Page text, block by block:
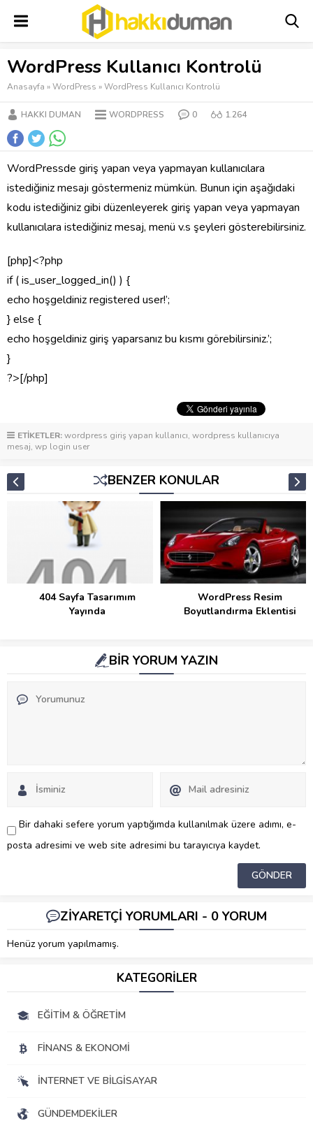
WordPress Kullanıcı Kontrolü
Anasayfa »WordPress »WordPress Kullanıcı Kontrolü
HAKKI DUMAN WORDPRESS 0 1.264
WordPressde giriş yapan veya yapmayan kullanıcılara
istediğiniz mesajı göstermeniz mümkün. Bunun için aşağıdaki
kodu istediğiniz gibi düzenleyerek giriş yapan veya yapmayan
kullanıcılara istediğiniz mesaj, menü v.s şeyleri gösterebilirsiniz.
[php]<?php
if ( is_user_logged_in() ) {
echo hoşgeldiniz registered user!’;
} else {
echo hoşgeldiniz giriş yaparsanız bu kısmı görebilirsiniz.’;
}
?>[/php]
ETİKETLER:wordpress giriş yapan kullanıcı, wordpress kullanıcıya
mesaj, wp login user
BENZER KONULAR
404 Sayfa Tasarımım
Yayında
WordPress Resim
Boyutlandırma Eklentisi
BİR YORUM YAZIN
Bir dahaki sefere yorum yaptığımda kullanılmak üzere adımı, e-
posta adresimi ve web site adresimi bu tarayıcıya kaydet.
ZİYARETÇİ YORUMLARI - 0 YORUM
Henüz yorum yapılmamış.
KATEGORİLER
EĞITIM & ÖĞRETIM
FINANS & EKONOMI
İNTERNET VE BILGISAYAR
GÜNDEMDEKILER